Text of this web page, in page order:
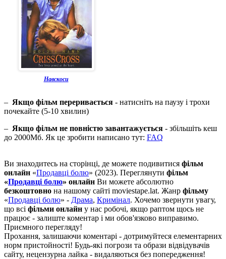
Навскоси
– Якщо фільм переривається - натисніть на паузу і трохи
почекайте (5-10 хвилин)
– Якщо фільм не повністю завантажується - збільшіть кеш
до 2000Мб. Як це зробити написано тут: FAQ
Ви знаходитесь на сторінці, де можете подивитися фільм
онлайн «Продавці болю» (2023). Переглянути фільм
«Продавці болю» онлайн Ви можете абсолютно
безкоштовно на нашому сайті moviestape.lat. Жанр фільму
«Продавці болю» - Драма, Кримінал. Хочемо звернути увагу,
що всі фільми онлайн у нас робочі, якщо раптом щось не
працює - залиште коментар і ми обов'язково виправимо.
Приємного перегляду!
Прохання, залишаючи коментарі - дотримуйтеся елементарних
норм пристойності! Будь-які погрози та образи відвідувачів
сайту, нецензурна лайка - видаляються без попередження!